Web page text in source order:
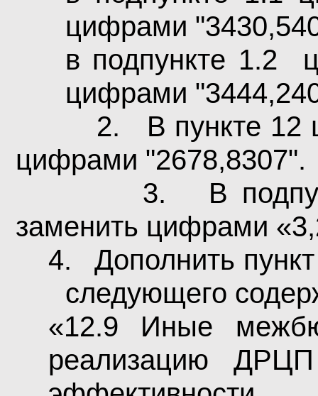
цифрами
в подпункте 1.2
цифрами
2.
В пункте
цифрами "2678,8307".
3.
В
заменить цифрами
4.
Дополнить
следующего
«12.9 Иные
реализацию